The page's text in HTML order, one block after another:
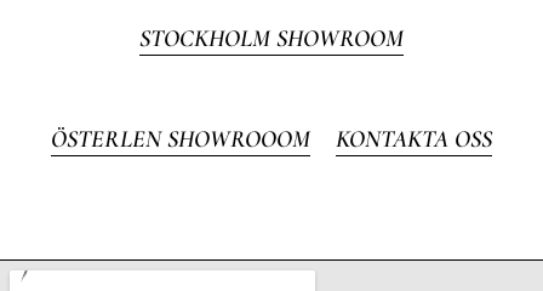
STOCKHOLM SHOWROOM
ÖSTERLEN SHOWROOOM KONTAKTA OSS